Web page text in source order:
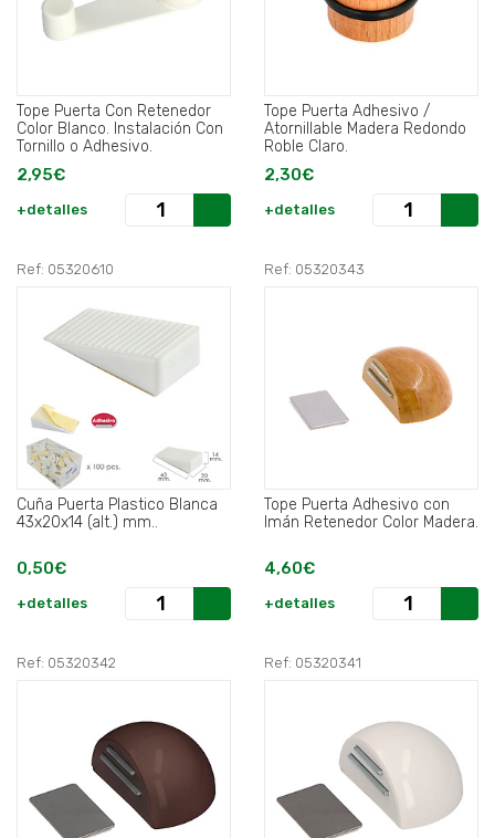
Tope Puerta Con Retenedor
Color Blanco. Instalación Con
Tornillo o Adhesivo.
2,95€
+detalles
Tope Puerta Adhesivo /
Atornillable Madera Redondo
Roble Claro.
2,30€
+detalles
Ref: 05320610
Cuña Puerta Plastico Blanca
43x20x14 (alt.) mm..
0,50€
+detalles
Ref: 05320343
Tope Puerta Adhesivo con
Imán Retenedor Color Madera.
4,60€
+detalles
Ref: 05320342 Ref: 05320341